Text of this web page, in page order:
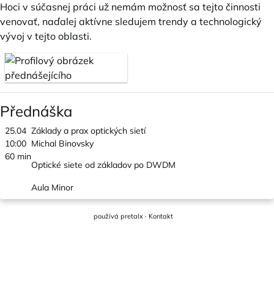
Hoci v súčasnej práci už nemám možnosť sa tejto činnosti
venovať, naďalej aktívne sledujem trendy a technologický
vývoj v tejto oblasti.
Přednáška
25.04
10:00
60 min
Základy a prax optických sietí
Michal Binovsky
Optické siete od základov po DWDM
Aula Minor
používá pretalx · Kontakt